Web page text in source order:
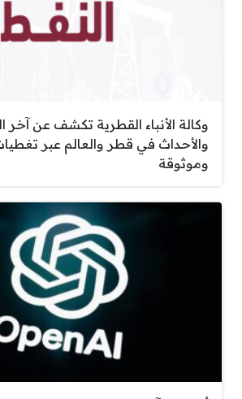
وكالة الأنباء القطرية تكشف عن
والأحداث في قطر والعالم عبر
وموثوقة